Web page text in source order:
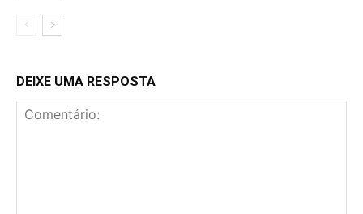
DEIXE UMA RESPOSTA